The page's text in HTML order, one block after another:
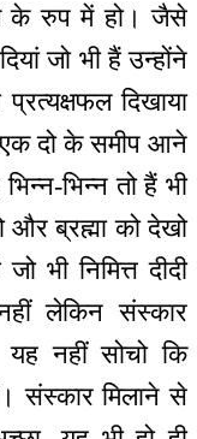
के रुप में हो। जैसे
जो भी हैं उन्होंने
दिखाया
एक दो के समीप आने
भिन्न तो हैं भी
ब्रह्मा को देखो
भी निमित्त दीदी
लेकिन संस्कार
नहीं सोचो कि
संस्कार मिलाने से